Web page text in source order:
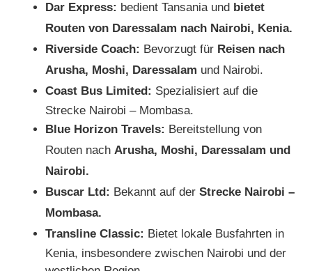
Dar Express: bedient Tansania und bietet
Routen von Daressalam nach Nairobi, Kenia.
Riverside Coach: Bevorzugt für Reisen nach
Arusha, Moshi, Daressalam und Nairobi.
Coast Bus Limited: Spezialisiert auf die
Strecke Nairobi – Mombasa.
Blue Horizon Travels: Bereitstellung von
Routen nach Arusha, Moshi, Daressalam und
Nairobi.
Buscar Ltd: Bekannt auf der Strecke Nairobi –
Mombasa.
Transline Classic: Bietet lokale Busfahrten in
Kenia, insbesondere zwischen Nairobi und der